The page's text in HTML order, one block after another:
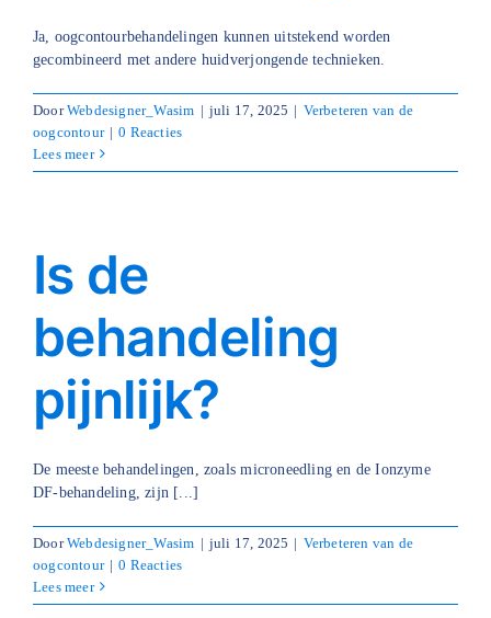
Ja, oogcontourbehandelingen kunnen uitstekend worden
gecombineerd met andere huidverjongende technieken.
DoorWebdesigner_Wasim | juli 17, 2025 | Verbeteren van de
oogcontour | 0 Reacties
Lees meer
Is de
behandeling
pijnlijk?
De meeste behandelingen, zoals microneedling en de Ionzyme
DF-behandeling, zijn [...]
DoorWebdesigner_Wasim | juli 17, 2025 | Verbeteren van de
oogcontour | 0 Reacties
Lees meer